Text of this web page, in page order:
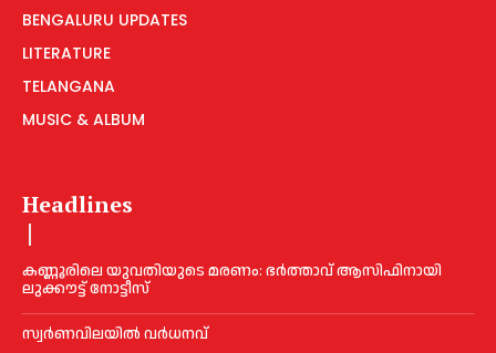
BENGALURU UPDATES
LITERATURE
TELANGANA
MUSIC & ALBUM
Headlines
കണ്ണൂരിലെ യുവതിയുടെ മരണം: ഭര്‍ത്താവ് ആസിഫിനായി
ലുക്കൗട്ട് നോട്ടീസ്
സ്വർണവിലയിൽ വർധനവ്